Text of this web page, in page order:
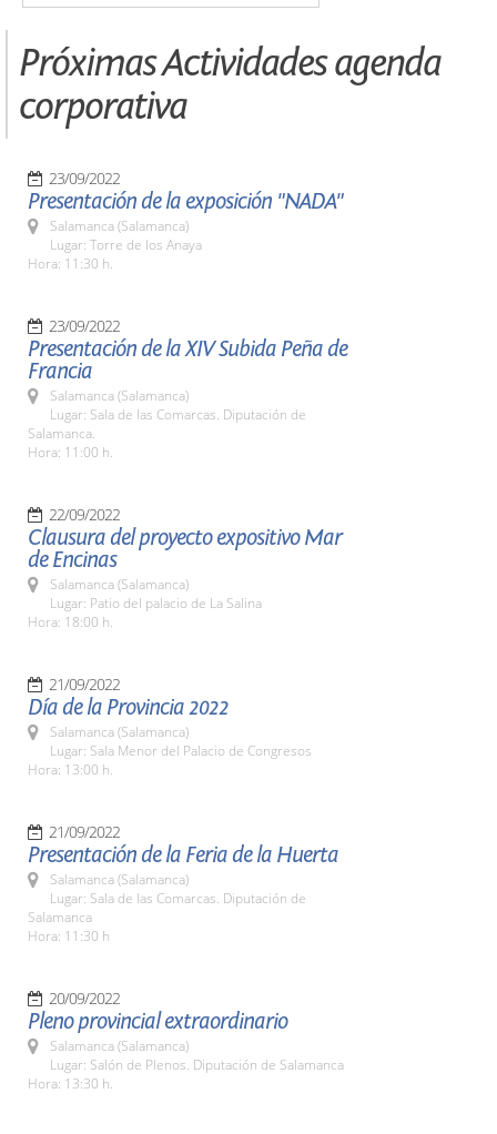
Próximas Actividades agenda
corporativa
23/09/2022
Presentación de la exposición "NADA"
Salamanca (Salamanca)
Lugar: Torre de los Anaya
Hora: 11:30 h.
23/09/2022
Presentación de la XIV Subida Peña de
Francia
Salamanca (Salamanca)
Lugar: Sala de las Comarcas. Diputación de
Salamanca.
Hora: 11:00 h.
22/09/2022
Clausura del proyecto expositivo Mar
de Encinas
Salamanca (Salamanca)
Lugar: Patio del palacio de La Salina
Hora: 18:00 h.
21/09/2022
Día de la Provincia 2022
Salamanca (Salamanca)
Lugar: Sala Menor del Palacio de Congresos
Hora: 13:00 h.
21/09/2022
Presentación de la Feria de la Huerta
Salamanca (Salamanca)
Lugar: Sala de las Comarcas. Diputación de
Salamanca
Hora: 11:30 h
20/09/2022
Pleno provincial extraordinario
Salamanca (Salamanca)
Lugar: Salón de Plenos. Diputación de Salamanca
Hora: 13:30 h.